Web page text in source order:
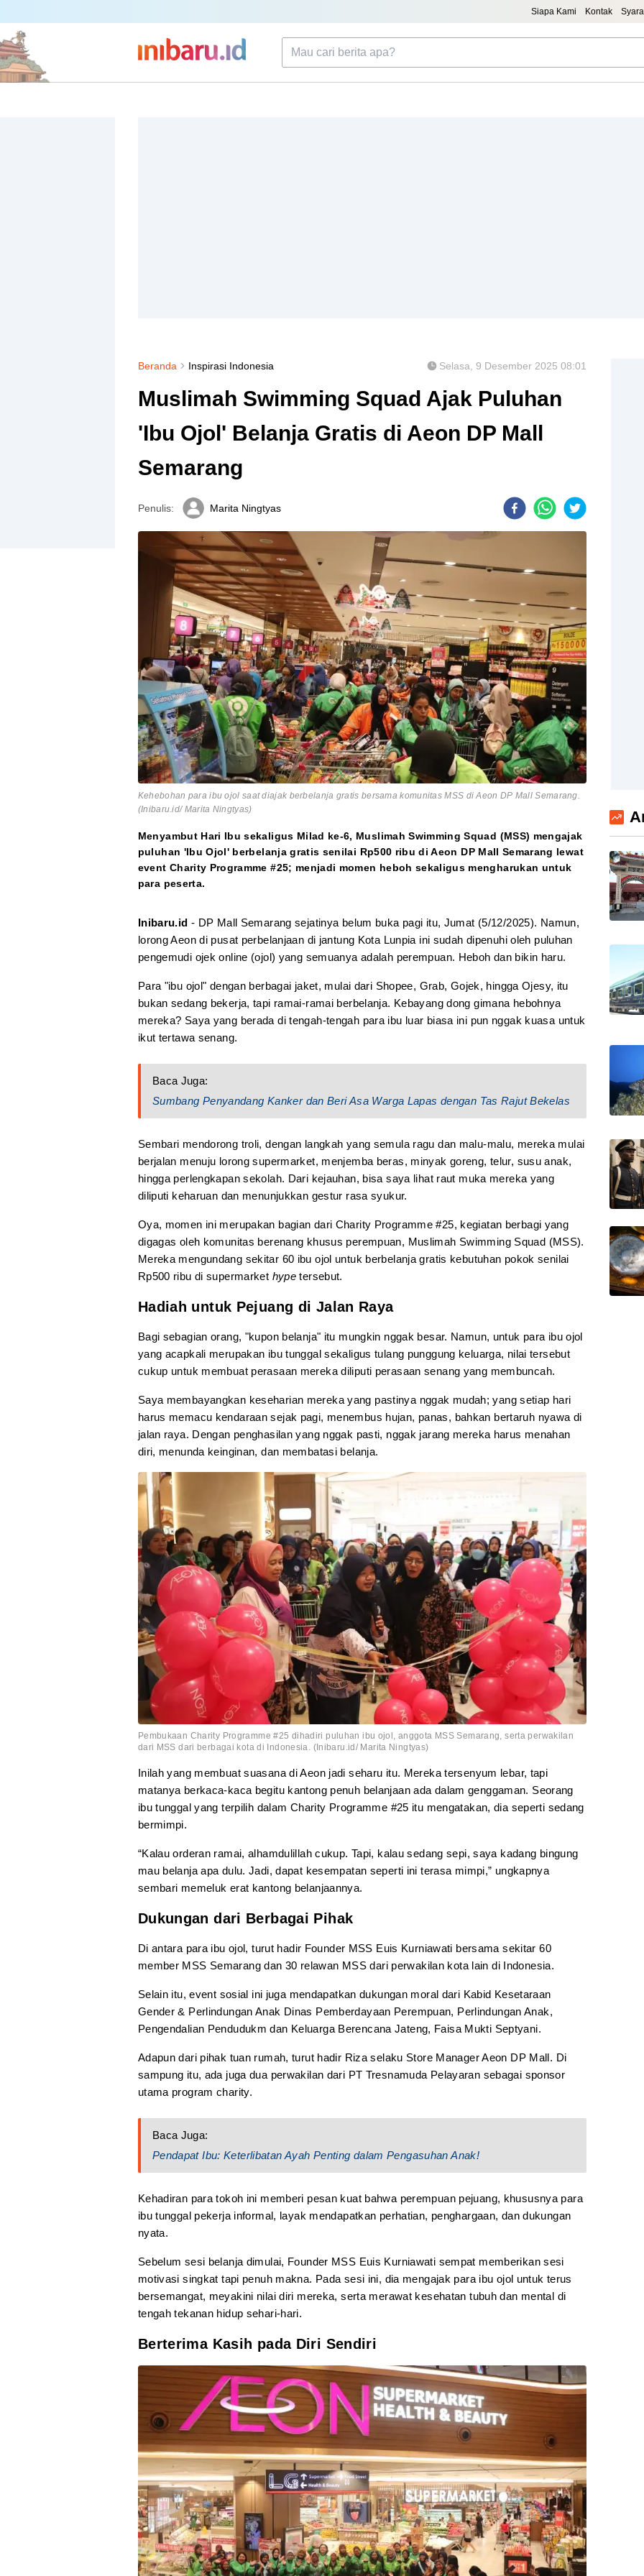
Siapa Kami Kontak
Beranda Inspirasi Indonesia Selasa, 9 Desember 2025 08:01
Muslimah Swimming Squad Ajak Puluhan
'Ibu Ojol' Belanja Gratis di Aeon DP Mall
Semarang
Penulis: Marita Ningtyas
Kehebohan para ibu ojol saat diajak berbelanja gratis bersama komunitas MSS di Aeon DP Mall Semarang.
(Inibaru.id/ Marita Ningtyas)
Menyambut Hari Ibu sekaligus Milad ke-6, Muslimah Swimming Squad (MSS) mengajak
puluhan 'Ibu Ojol' berbelanja gratis senilai Rp500 ribu di Aeon DP Mall Semarang lewat
event Charity Programme #25; menjadi momen heboh sekaligus mengharukan untuk
para peserta.
Inibaru.id - DP Mall Semarang sejatinya belum buka pagi itu, Jumat (5/12/2025). Namun,
lorong Aeon di pusat perbelanjaan di jantung Kota Lunpia ini sudah dipenuhi oleh puluhan
pengemudi ojek online (ojol) yang semuanya adalah perempuan. Heboh dan bikin haru.
Para "ibu ojol" dengan berbagai jaket, mulai dari Shopee, Grab, Gojek, hingga Ojesy, itu
bukan sedang bekerja, tapi ramai-ramai berbelanja. Kebayang dong gimana hebohnya
mereka? Saya yang berada di tengah-tengah para ibu luar biasa ini pun nggak kuasa untuk
ikut tertawa senang.
Baca Juga:
Sumbang Penyandang Kanker dan Beri Asa Warga Lapas dengan Tas Rajut Bekelas
Sembari mendorong troli, dengan langkah yang semula ragu dan malu-malu, mereka mulai
berjalan menuju lorong supermarket, menjemba beras, minyak goreng, telur, susu anak,
hingga perlengkapan sekolah. Dari kejauhan, bisa saya lihat raut muka mereka yang
diliputi keharuan dan menunjukkan gestur rasa syukur.
Oya, momen ini merupakan bagian dari Charity Programme #25, kegiatan berbagi yang
digagas oleh komunitas berenang khusus perempuan, Muslimah Swimming Squad (MSS).
Mereka mengundang sekitar 60 ibu ojol untuk berbelanja gratis kebutuhan pokok senilai
Rp500 ribu di supermarket hypetersebut.
Hadiah untuk Pejuang di Jalan Raya
Bagi sebagian orang, "kupon belanja" itu mungkin nggak besar. Namun, untuk para ibu ojol
yang acapkali merupakan ibu tunggal sekaligus tulang punggung keluarga, nilai tersebut
cukup untuk membuat perasaan mereka diliputi perasaan senang yang membuncah.
Saya membayangkan keseharian mereka yang pastinya nggak mudah; yang setiap hari
harus memacu kendaraan sejak pagi, menembus hujan, panas, bahkan bertaruh nyawa di
jalan raya. Dengan penghasilan yang nggak pasti, nggak jarang mereka harus menahan
diri, menunda keinginan, dan membatasi belanja.
Pembukaan Charity Programme #25 dihadiri puluhan ibu ojol, anggota MSS Semarang, serta perwakilan
dari MSS dari berbagai kota di Indonesia. (Inibaru.id/ Marita Ningtyas)
Inilah yang membuat suasana di Aeon jadi seharu itu. Mereka tersenyum lebar, tapi
matanya berkaca-kaca begitu kantong penuh belanjaan ada dalam genggaman. Seorang
ibu tunggal yang terpilih dalam Charity Programme #25 itu mengatakan, dia seperti sedang
bermimpi.
“Kalau orderan ramai, alhamdulillah cukup. Tapi, kalau sedang sepi, saya kadang bingung
mau belanja apa dulu. Jadi, dapat kesempatan seperti ini terasa mimpi,” ungkapnya
sembari memeluk erat kantong belanjaannya.
Dukungan dari Berbagai Pihak
Di antara para ibu ojol, turut hadir Founder MSS Euis Kurniawati bersama sekitar 60
member MSS Semarang dan 30 relawan MSS dari perwakilan kota lain di Indonesia.
Selain itu, event sosial ini juga mendapatkan dukungan moral dari Kabid Kesetaraan
Gender & Perlindungan Anak Dinas Pemberdayaan Perempuan, Perlindungan Anak,
Pengendalian Pendudukm dan Keluarga Berencana Jateng, Faisa Mukti Septyani.
Adapun dari pihak tuan rumah, turut hadir Riza selaku Store Manager Aeon DP Mall. Di
sampung itu, ada juga dua perwakilan dari PT Tresnamuda Pelayaran sebagai sponsor
utama program charity.
Baca Juga:
Pendapat Ibu: Keterlibatan Ayah Penting dalam Pengasuhan Anak!
Kehadiran para tokoh ini memberi pesan kuat bahwa perempuan pejuang, khususnya para
ibu tunggal pekerja informal, layak mendapatkan perhatian, penghargaan, dan dukungan
nyata.
Sebelum sesi belanja dimulai, Founder MSS Euis Kurniawati sempat memberikan sesi
motivasi singkat tapi penuh makna. Pada sesi ini, dia mengajak para ibu ojol untuk terus
bersemangat, meyakini nilai diri mereka, serta merawat kesehatan tubuh dan mental di
tengah tekanan hidup sehari-hari.
Berterima Kasih pada Diri Sendiri